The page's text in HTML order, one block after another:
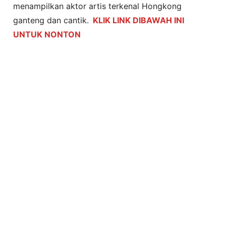
menampilkan aktor artis terkenal Hongkong
ganteng dan cantik. KLIK LINK DIBAWAH INI
UNTUK NONTON